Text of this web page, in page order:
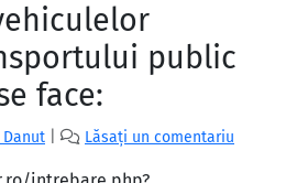
public
face:
Lăsați un comentariu